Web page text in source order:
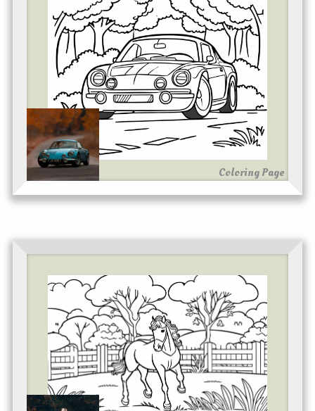
Coloring Page